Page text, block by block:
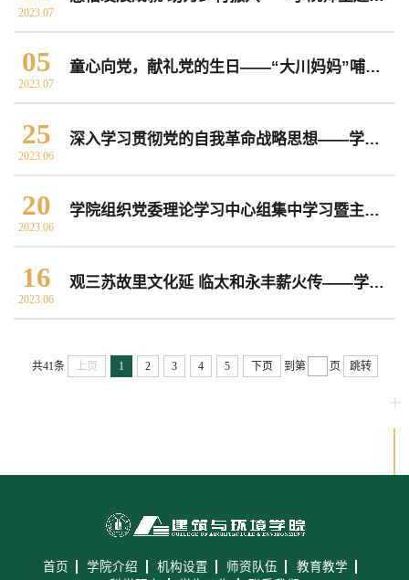
2023.07
05
2023.07
童心向党，献礼党的生日——“大川妈妈”哺育川二代铸就少年强
25
2023.06
深入学习贯彻党的自我革命战略思想——学院开展2023届毕业生廉洁从业教育专题党课
20
2023.06
学院组织党委理论学习中心组集中学习暨主题教育推进交流会
16
2023.06
观三苏故里文化延 临太和永丰薪火传——学院组织2023届毕业选调生赴眉山市参观学习
共41条 上页 1 2 3 4 5 下页 到第 页 跳转
首页 学院介绍 机构设置 师资队伍
教育教学